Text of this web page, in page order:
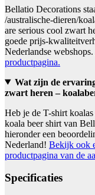
Bellatio Decorations
/australische-dieren/
are serious cool zwart
goede prijs-
Nederlandse webshops.
productpagina.
Wat zijn de
zwart heren –
Heb je de T-shirt
koala beer shirt van
hieronder een
Nederland! Bekijk ook
productpagina van de
Specificaties